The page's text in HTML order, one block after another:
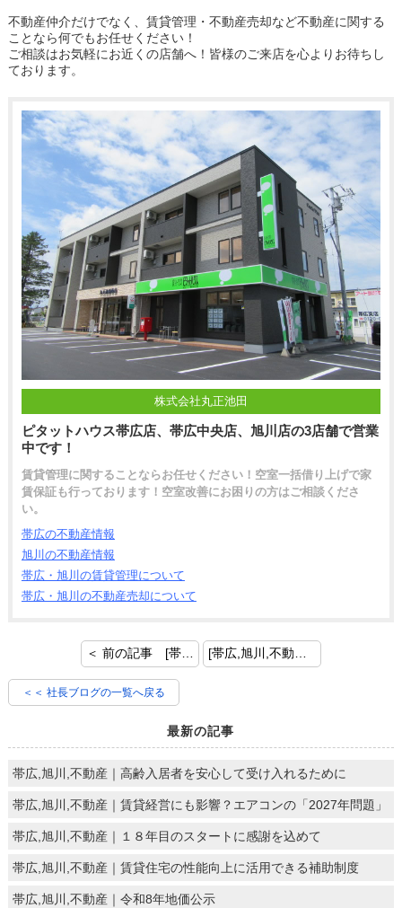
不動産仲介だけでなく、賃貸管理・不動産売却など不動産に関する
ことなら何でもお任せください！
ご相談はお気軽にお近くの店舗へ！皆様のご来店を心よりお待ちし
ております。
株式会社丸正池田
ピタットハウス帯広店、帯広中央店、旭川店の3店舗で営業
中です！
賃貸管理に関することならお任せください！空室一括借り上げで家
賃保証も行っております！空室改善にお困りの方はご相談くださ
い。
帯広の不動産情報
旭川の不動産情報
帯広・旭川の賃貸管理について
帯広・旭川の不動産売却について
＜ 前の記事 [帯広,旭川,不動産｜「家族信託」について改めて確認しましょう]
＜＜ 社長ブログの一覧へ戻る
最新の記事
帯広,旭川,不動産｜高齢入居者を安心して受け入れるために
帯広,旭川,不動産｜賃貸経営にも影響？エアコンの「2027年問題」
帯広,旭川,不動産｜１８年目のスタートに感謝を込めて
帯広,旭川,不動産｜賃貸住宅の性能向上に活用できる補助制度
帯広,旭川,不動産｜令和8年地価公示